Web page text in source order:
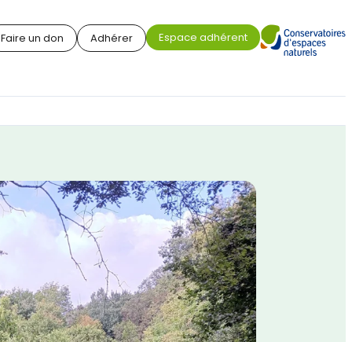
Faire un don Adhérer Espace adhérent